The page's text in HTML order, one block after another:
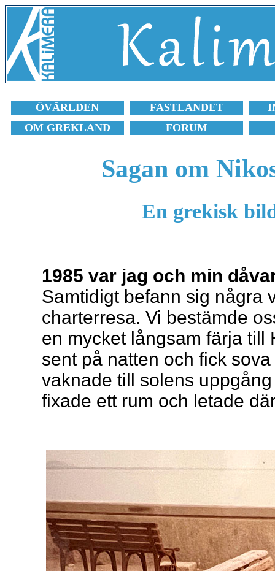
ÖVÄRLDEN FASTLANDET
OM GREKLAND
FORUM
Sagan om
En grekisk
1985 var jag och min
Samtidigt befann sig några
charterresa. Vi bestämde
en mycket långsam färja till
sent på natten och fick
vaknade till solens
fixade ett rum och letade